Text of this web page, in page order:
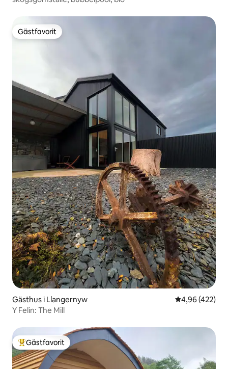
Gästfavorit
Gästfavorit
Gästhus i Llangernyw 4,96 av 5 i
4,96 (422)
Y Felin: The Mill
Populär gästfavorit
Gästfavorit